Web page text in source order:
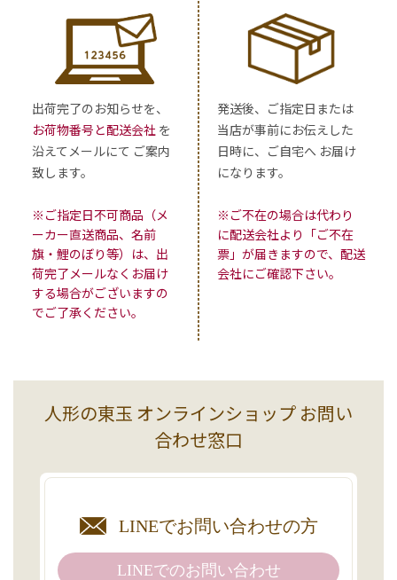
出荷完了のお知らせを、
お荷物番号と配送会社 を
沿えてメールにて ご案内
致します。
※ご指定日不可商品（メ
ーカー直送商品、名前
旗・鯉のぼり等）は、出
荷完了メールなくお届け
する場合がございますの
でご了承ください。
発送後、ご指定日または
当店が事前にお伝えした
日時に、ご自宅へ お届け
になります。
※ご不在の場合は代わり
に配送会社より「ご不在
票」が届きますので、配送
会社にご確認下さい。
人形の東玉 オンラインショップ お問い
合わせ窓口
LINEでお問い合わせの方
LINEでのお問い合わせ